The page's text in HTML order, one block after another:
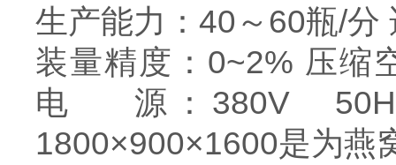
生产能力：40～60瓶/分
装量精度：0~2% 压
电 源：380V
1800×900×1600是为燕